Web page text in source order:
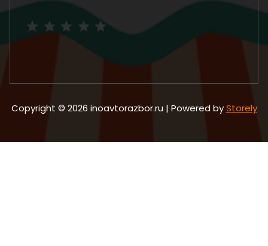
Copyright © 2026 inoavtorazbor.ru | Powered byStorely